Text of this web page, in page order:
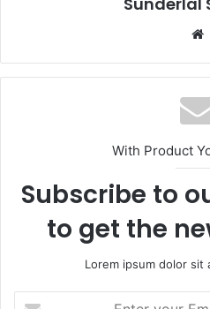
With Product
Subscribe to
to get the
Lorem ipsum dolor sit